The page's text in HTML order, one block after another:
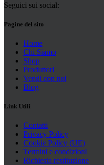
Seguici sui social:
Pagine del sito
Home
Chi Siamo
Shop
Produttori
Vendi con noi
Blog
Link Utili
Contatti
Privacy Policy
Cookie Policy (UE)
Termini e condizioni
Richiesta restituzione